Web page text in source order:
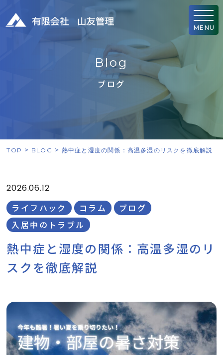
MENU
B log
ブログ
TOP BLOG 熱中症と湿度の関係：高温多湿のリスクを徹底解説
2026.06.12
ライフハック コラム
ブログ
入居中のトラブル
熱中症と湿度の関係：高温多湿のリ
スクを徹底解説